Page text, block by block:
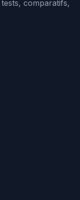
comparatifs,